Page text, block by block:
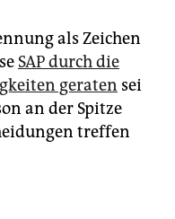
als Zeichen
SAP durch die
geraten sei
an der Spitze
treffen